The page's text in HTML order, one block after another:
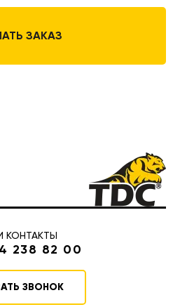
ЗАКАЗ
КОНТАКТЫ
238 82 00
ЗВОНОК